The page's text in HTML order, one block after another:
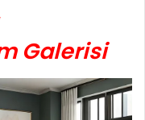
Galerisi